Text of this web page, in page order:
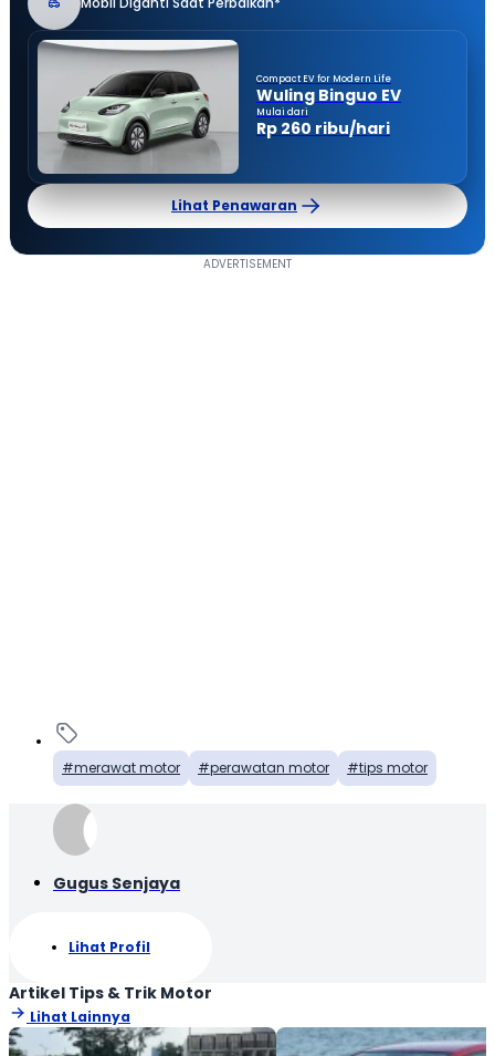
Compact EV for Modern Life
Wuling Binguo EV
Mulai dari
Rp 260 ribu/hari
Lihat Penawaran
merawat motor perawatan motor tips motor
Gugus Senjaya
Lihat Profil
Artikel Tips & Trik Motor
Lihat Lainnya